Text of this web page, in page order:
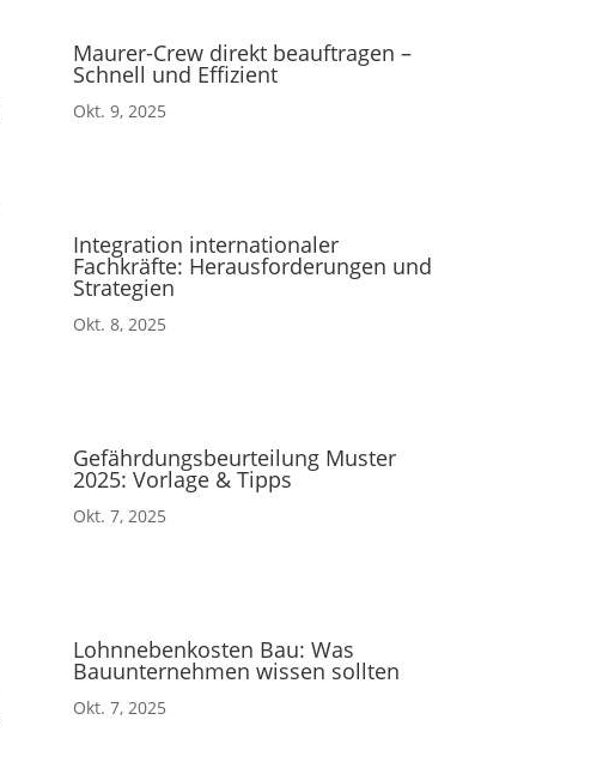
Maurer-Crew direkt beauftragen –
Schnell und Effizient
Okt. 9, 2025
Integration internationaler
Fachkräfte: Herausforderungen und
Strategien
Okt. 8, 2025
Gefährdungsbeurteilung Muster
2025: Vorlage & Tipps
Okt. 7, 2025
Lohnnebenkosten Bau: Was
Bauunternehmen wissen sollten
Okt. 7, 2025